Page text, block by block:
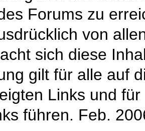
Forums zu
von
sich diese
gilt für alle auf
Links und
führen. Feb.